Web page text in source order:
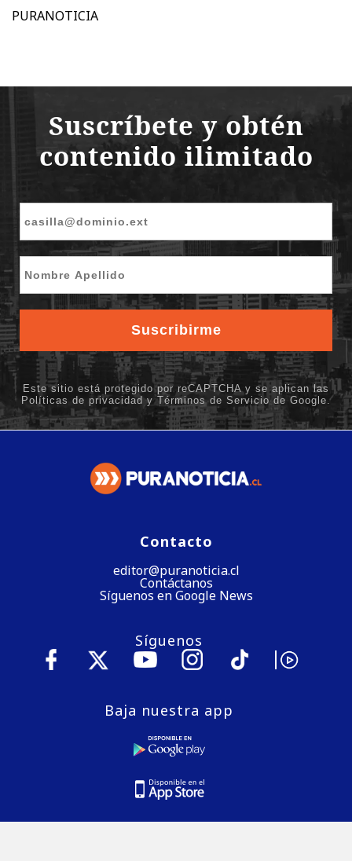
PURANOTICIA
Contacto
editor@puranoticia.cl
Contáctanos
Síguenos en Google News
Síguenos
Baja nuestra app